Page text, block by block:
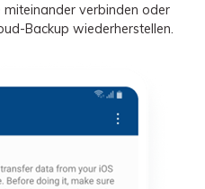
verbinden oder
Backup wiederherstellen.